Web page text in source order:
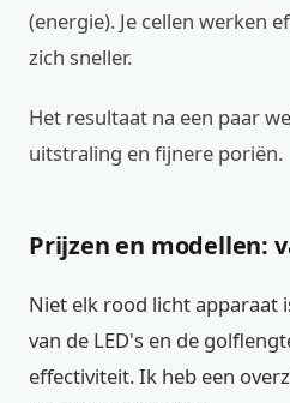
(energie). Je cellen werken
zich sneller.
Het resultaat na een paar
uitstraling en fijnere poriën.
Prijzen en modellen:
Niet elk rood licht apparaat
van de LED's en de
effectiviteit. Ik heb een